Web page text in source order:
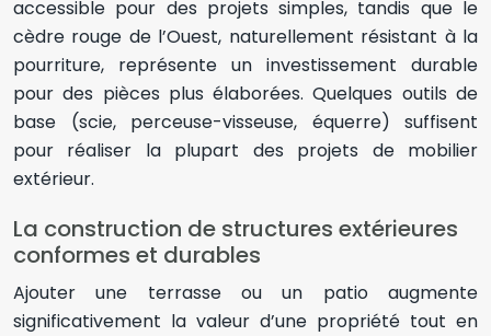
accessible pour des projets simples, tandis que le
cèdre rouge de l’Ouest, naturellement résistant à la
pourriture, représente un investissement durable
pour des pièces plus élaborées. Quelques outils de
base (scie, perceuse-visseuse, équerre) suffisent
pour réaliser la plupart des projets de mobilier
extérieur.
La construction de structures extérieures
conformes et durables
Ajouter une terrasse ou un patio augmente
significativement la valeur d’une propriété tout en